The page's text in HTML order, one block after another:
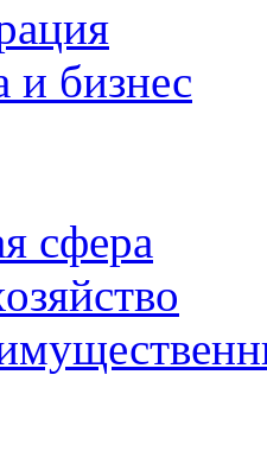
и бизнес
сфера